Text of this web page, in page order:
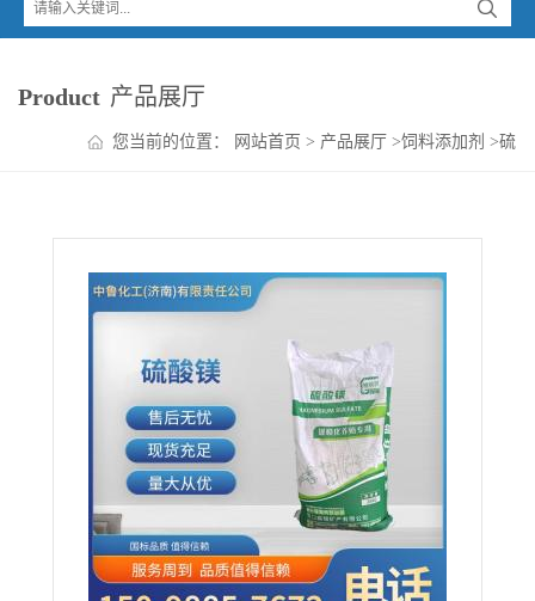
Product 产品展厅
您当前的位置： 网站首页 > 产品展厅 >饲料添加剂 >硫